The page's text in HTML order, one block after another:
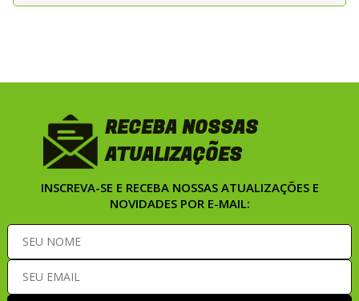
RECEBA NOSSAS
ATUALIZAÇÕES
INSCREVA-SE E RECEBA NOSSAS ATUALIZAÇÕES E
NOVIDADES POR E-MAIL: